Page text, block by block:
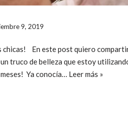
9, 2019
chicas! En este post quiero
truco de belleza que estoy
Ya conocía… Leer más »